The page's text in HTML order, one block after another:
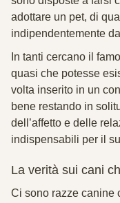
adottare un pet, di
indipendentemente
In tanti cercano il
quasi che potesse
volta inserito in un
bene restando in
dell’affetto e delle
indispensabili per il
La verità sui cani
Ci sono razze canine